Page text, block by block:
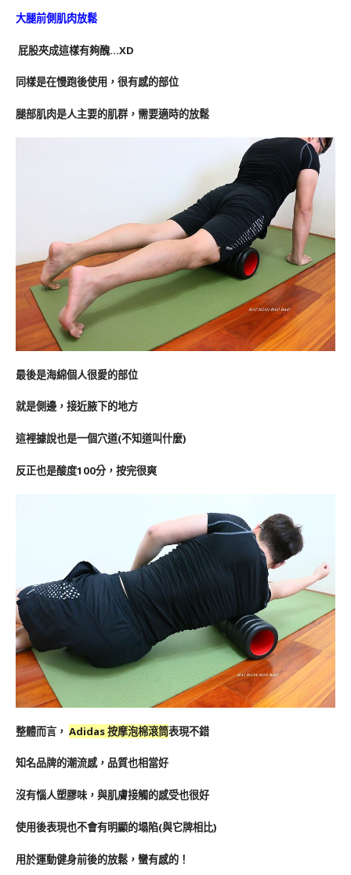
大腿前側肌肉放鬆
屁股夾成這樣有夠醜…XD
同樣是在慢跑後使用，很有感的部位
腿部肌肉是人主要的肌群，需要適時的放鬆
最後是海綿個人很愛的部位
就是側邊，接近腋下的地方
這裡據說也是一個穴道(不知道叫什麼)
反正也是酸度100分，按完很爽
整體而言， Adidas 按摩泡棉滾筒表現不錯
知名品牌的潮流感，品質也相當好
沒有惱人塑膠味，與肌膚接觸的感受也很好
使用後表現也不會有明顯的塌陷(與它牌相比)
用於運動健身前後的放鬆，蠻有感的！